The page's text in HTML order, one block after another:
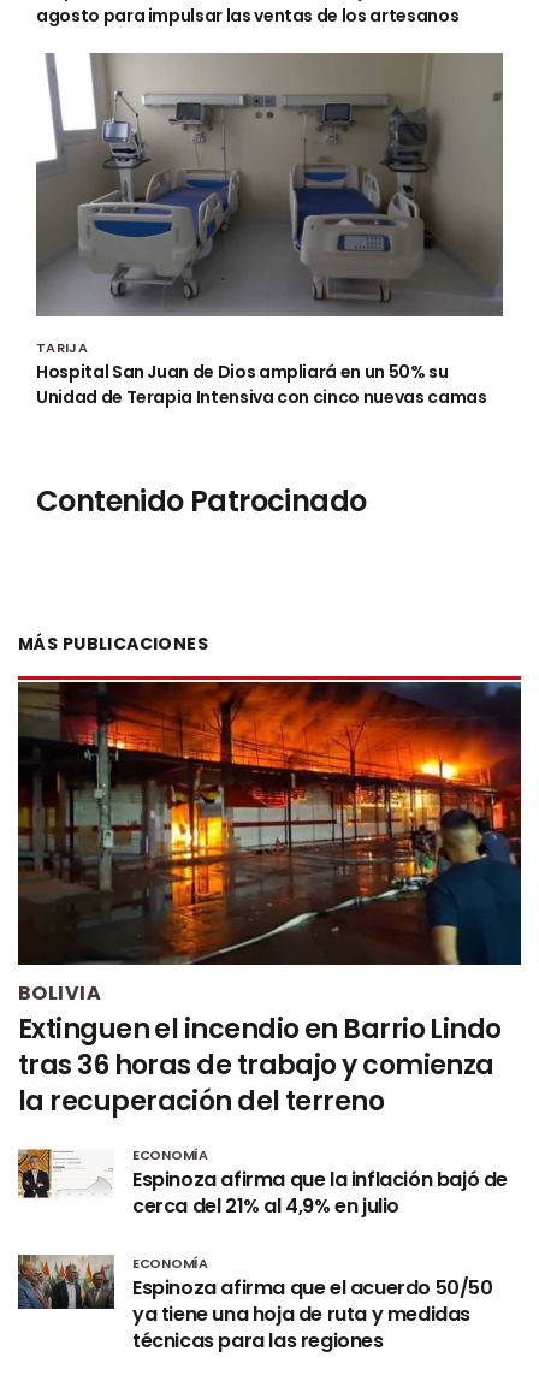
agosto para impulsar las ventas de los artesanos
TARIJA
Hospital San Juan de Dios ampliará en un 50% su
Unidad de Terapia Intensiva con cinco nuevas camas
Contenido Patrocinado
MÁS PUBLICACIONES
BOLIVIA
Extinguen el incendio en Barrio Lindo
tras 36 horas de trabajo y comienza
la recuperación del terreno
ECONOMÍA
Espinoza afirma que la inflación bajó de
cerca del 21% al 4,9% en julio
ECONOMÍA
Espinoza afirma que el acuerdo 50/50
ya tiene una hoja de ruta y medidas
técnicas para las regiones